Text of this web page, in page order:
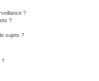
?
?
sujets ?
?